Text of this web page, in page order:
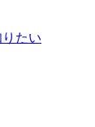
りたい